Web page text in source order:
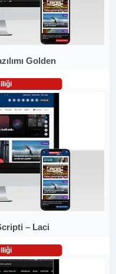
Golden
– Laci